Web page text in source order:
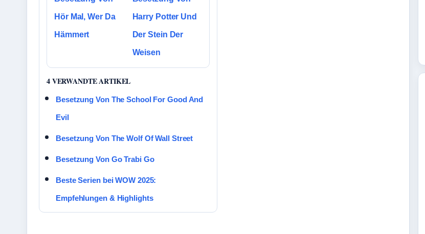
Hör Mal, Wer Da
Hämmert
Harry Potter Und
Der Stein Der
Weisen
4 VERWANDTE ARTIKEL
Besetzung Von The School For Good And
Evil
Besetzung Von The Wolf Of Wall Street
Besetzung Von Go Trabi Go
Beste Serien bei WOW 2025:
Empfehlungen & Highlights